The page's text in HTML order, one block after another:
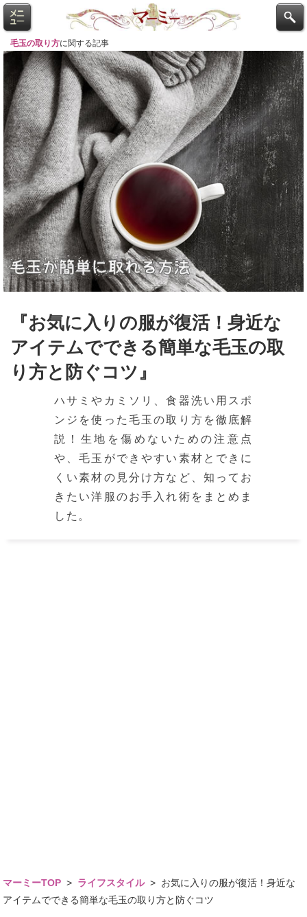
毛玉の取り方に関する記事
『お気に入りの服が復活！身近な
アイテムでできる簡単な毛玉の取
り方と防ぐコツ』
ハサミやカミソリ、食器洗い用スポ
ンジを使った毛玉の取り方を徹底解
説！生地を傷めないための注意点
や、毛玉ができやすい素材とできに
くい素材の見分け方など、知ってお
きたい洋服のお手入れ術をまとめま
した。
マーミーTOP > ライフスタイル> お気に入りの服が復活！身近な
アイテムでできる簡単な毛玉の取り方と防ぐコツ